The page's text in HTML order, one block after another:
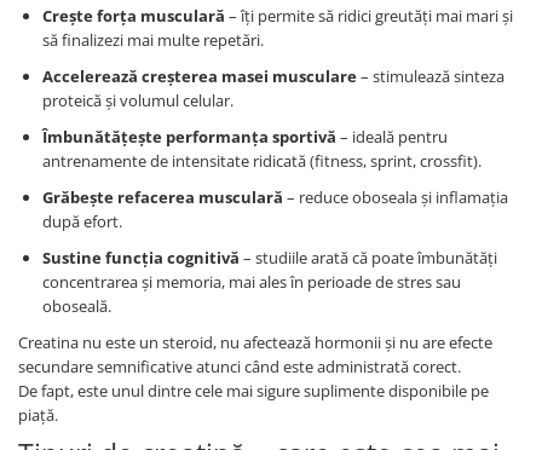
Schilddrüse
Schlaf
Speicher
Stress
Urinieren
Verdauung
Wechseljahre
Wohlbefinden & Langlebigkeit
Crește forța musculară – îți permite să ridici greutăți mai mari și
să finalizezi mai multe repetări.
Accelerează creșterea masei musculare– stimulează sinteza
proteică și volumul celular.
Îmbunătățește performanța sportivă – ideală pentru
antrenamente de intensitate ridicată (fitness, sprint, crossfit).
Grăbește refacerea musculară – reduce oboseala și inflamația
după efort.
Sustine funcția cognitivă – studiile arată că poate îmbunătăți
concentrarea și memoria, mai ales în perioade de stres sau
oboseală.
Creatina nu este un steroid, nu afectează hormonii și nu are efecte
secundare semnificative atunci când este administrată corect.
De fapt, este unul dintre cele mai sigure suplimente disponibile pe
piață.